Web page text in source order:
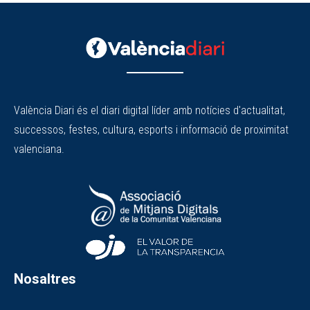
València Diari és el diari digital líder amb notícies d'actualitat,
successos, festes, cultura, esports i informació de proximitat
valenciana.
Nosaltres